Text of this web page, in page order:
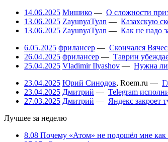
14.06.2025 Мишико — О сложности
13.06.2025 ZayunyaTyan — Казахскую
13.06.2025 ZayunyaTyan — Как не надо
6.05.2025 фрилансер — Скончался
26.04.2025 фрилансер — Таврин
25.04.2025 Vladimir Ilyashov — Нужна ли
23.04.2025 Юрий Синодов, Roem.ru —
23.04.2025 Дмитрий — Telegram
27.03.2025 Дмитрий — Яндекс закроет
Лучшее за неделю
8.08 Почему «Атом» не подошёл мне